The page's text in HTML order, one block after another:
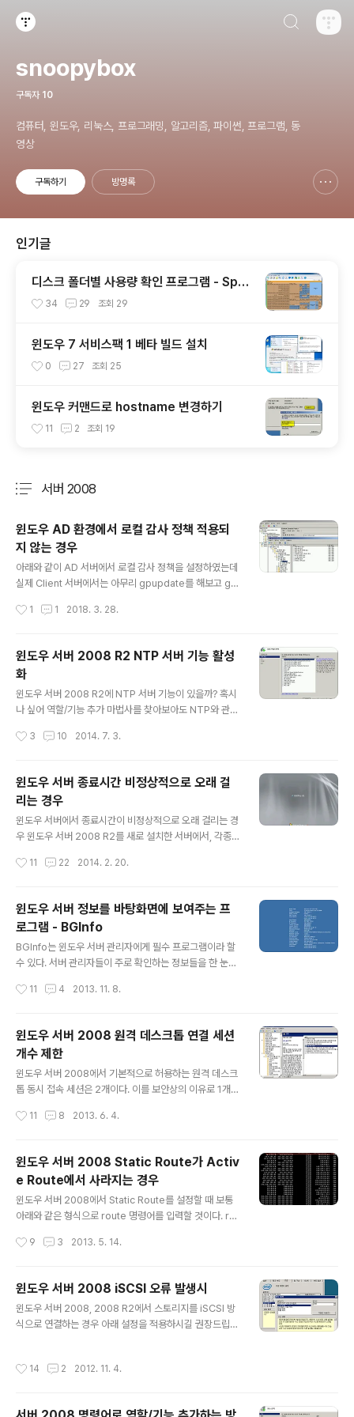
snoopybox
구독자 10
컴퓨터, 윈도우, 리눅스, 프로그래밍, 알고리즘, 파이썬, 프로그램, 동
영상
구독하기 방명록
인기글
디스크 폴더별 사용량 확인 프로그램 - Spac
eSniffer
34 29 조회 29
윈도우 7 서비스팩 1 베타 빌드 설치
0 27 조회 25
윈도우 커맨드로 hostname 변경하기
11 2 조회 19
서버 2008
윈도우 AD 환경에서 로컬 감사 정책 적용되
지 않는 경우
아래와 같이 AD 서버에서 로컬 감사 정책을 설정하였는데
실제 Client 서버에서는 아무리 gpupdate를 해보고 gp
나오지만 실제로 gpedit.msc와 auditpol에서는 적용되
는데, 고급 감사 정책을 구성했다가 원복한 경우 실제 Poli
cy 디렉터리에 Audit 디렉터리가 Garbage로 남아서 발
생하는 것 같다. 해결책은 고급 감사 정책을 사용하지 않는
경우 명백히 사용하지 않도록 아래와 같이 설정하고 실제
Policy 디렉터리에서 Audit 디렉터리를 삭제하는 것이다.
\{GUID}\MACHINE\Micr..
1 1 2018. 3. 28.
윈도우 서버 2008 R2 NTP 서버 기능 활성
화
윈도우 서버 2008 R2에 NTP 서버 기능이 있을까? 혹시
나 싶어 역할/기능 추가 마법사를 찾아보아도 NTP와 관련
인가? 그럴 리가... 윈도우에서 NTP 서버 및 클라이언트
기능은 기본적으로 비활성화 되어 있다. 따라서 이 부분을
활성화 해주면 끝이다. 그런데 일단 현재 활성화가 되어 있
는지부터 먼저 확인해보자. 아래 커맨드를 입력해보라. w3
2tm /query /configuration 아마 아래와 같은 에러가
발생할지도 모른다. 에러가 발생하는 이유는 W32Time
기본 값으로 시작 유형이 자동으로 설정되어 있다. 따라서
3 10 2014. 7. 3.
윈도우 서버 종료시간 비정상적으로 오래 걸
리는 경우
윈도우 서버에서 종료시간이 비정상적으로 오래 걸리는 경
우 윈도우 서버 2008 R2를 새로 설치한 서버에서, 각종
니, 황당하게도 무려 2시간동안 종료하는 중 동그라미만
당연히 여러가지 이유가 있을 수 있겠지만, 이처럼 비정상
적으로 오래 걸린다면 아래 문제를 의심해 볼 수 있다. 회사
보안 정책에 따라 시스템 종료: 가상 메모리 페이지 파일 지
움 정책을 적용한 경우 이 정책을 적용하면 종료할 때 윈도
우가 pagefile.sys 파일을 완전히 지운다. 그런데 이 지운
는 것이다. 그러니까 파일을 0으로 채운다는 뜻이다. 따라
11 22 2014. 2. 20.
윈도우 서버 정보를 바탕화면에 보여주는 프
로그램 - BGInfo
BGInfo는 윈도우 서버 관리자에게 필수 프로그램이라 할
수 있다. 서버 관리자들이 주로 확인하는 정보들을 한 눈에
microsoft.com/ko-kr/sysinternals/bb897557.as
버레이 해주는 것은 아니고, 기존 바탕화면 이미지에 텍스
트를 입혀서 새로운 바탕화면 이미지를 생성하는 방식이
다. 즉 그림이다. 따라서 정보의 현행화 문제가 발생한다.
이 문제를 해결하기 위해 나는 아래와 같은 방법을 구상해
는 것이다. 그리고 이 서버에 로그온 하는 모든 유저들..
11 4 2013. 11. 8.
윈도우 서버 2008 원격 데스크톱 연결 세션
개수 제한
윈도우 서버 2008에서 기본적으로 허용하는 원격 데스크
톱 동시 접속 세션은 2개이다. 이를 보안상의 이유로 1개로
정책 편집기 - 컴퓨터 구성 - 관리 템플릿 - Windows 구
결 - 연결 개수 제한 위 그림은 연결 개수를 1개로 제한한
것이다. 이를 레지스트리로 수정하려면? REG ADD "HKL
M\SOFTWARE\Policies\Microsoft\Windows NT
\Terminal Services" /v MaxInstanceCount /t REG
_DWORD /d 1 /f 위 명령어 한줄이면 충분하다. 이렇게
도할 경우 ..
11 8 2013. 6. 4.
윈도우 서버 2008 Static Route가 Activ
e Route에서 사라지는 경우
윈도우 서버 2008에서 Static Route를 설정할 때 보통
아래와 같은 형식으로 route 명령어를 입력할 것이다. ro
2 mask 255.255.255.255 172.27.195.1 route -p
Failover Cluster 구성된 환경이라면 각별히 주의해야
한다. 아래와 같이 Static Route 설정된 1.1.1.1, 2.2.2.2,
3.3.3.3에 대한 규칙은 Active Route에 존재해야 하며
9 3 2013. 5. 14.
윈도우 서버 2008 iSCSI 오류 발생시
윈도우 서버 2008, 2008 R2에서 스토리지를 iSCSI 방
식으로 연결하는 경우 아래 설정을 적용하시길 권장드립니
크 http://support.microsoft.com/kb/981482 증상
14 2 2012. 11. 4.